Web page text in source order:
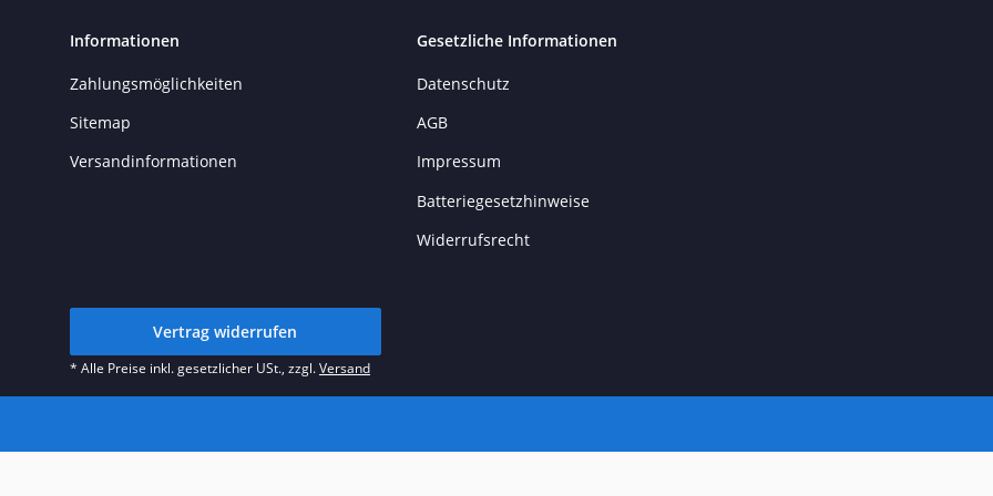
Informationen
Zahlungsmöglichkeiten
Sitemap
Versandinformationen
Gesetzliche Informationen
Datenschutz
AGB
Impressum
Batteriegesetzhinweise
Widerrufsrecht
Vertrag widerrufen
* Alle Preise inkl. gesetzlicher USt., zzgl.Versand